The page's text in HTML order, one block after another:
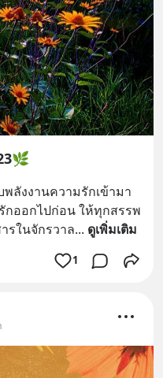
ลังงานความรักเข้ามา
กออกไปก่อน ให้ทุกสรรพ
รในจักรวาล... ดูเพิ่มเติม
1